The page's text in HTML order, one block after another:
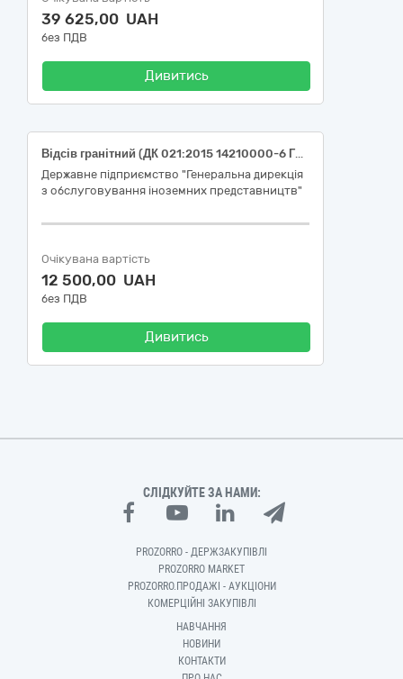
39 625,00 UAH
без ПДВ
Дивитись
Відсів гранітний (ДК 021:2015 14210000-6 Гравій, пісок, щебінь і наповнювачі (14212300-3 Колотий камінь і щебінь))
Державне підприємство "Генеральна дирекція
з обслуговування іноземних представництв"
Очікувана вартість
12 500,00 UAH
без ПДВ
Дивитись
СЛІДКУЙТЕ ЗА НАМИ:
PROZORRO - ДЕРЖЗАКУПІВЛІ
PROZORRO MARKET
PROZORRO.ПРОДАЖІ - АУКЦІОНИ
КОМЕРЦІЙНІ ЗАКУПІВЛІ
НАВЧАННЯ
НОВИНИ
КОНТАКТИ